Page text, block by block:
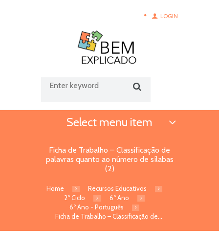
LOGIN
Select menu item
Ficha de Trabalho – Classificação de
palavras quanto ao número de sílabas
(2)
Home
Recursos Educativos
2º Ciclo
6º Ano
6º Ano - Português
Ficha de Trabalho – Classificação de...